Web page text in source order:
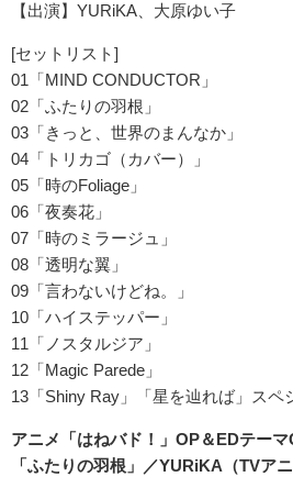
【出演】YURiKA、大原ゆい子
[セットリスト]
01「MIND CONDUCTOR」
02「ふたりの羽根」
03「きっと、世界のまんなか」
04「トリカゴ（カバー）」
05「時のFoliage」
06「夜奏花」
07「時のミラージュ」
08「透明な翼」
09「言わないけどね。」
10「ハイステッパー」
11「ノスタルジア」
12「Magic Parede」
13「Shiny Ray」「星を辿れば」スペ
アニメ「はねバド！」OP＆EDテーマ
「ふたりの羽根」／YURiKA（TVア